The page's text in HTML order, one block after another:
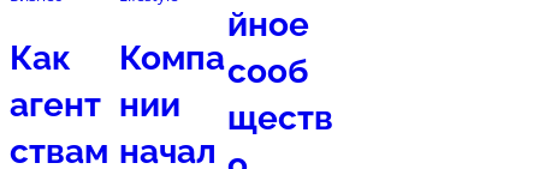
Как
агент
ствам
Компа
нии
начал
йное
сооб
ществ